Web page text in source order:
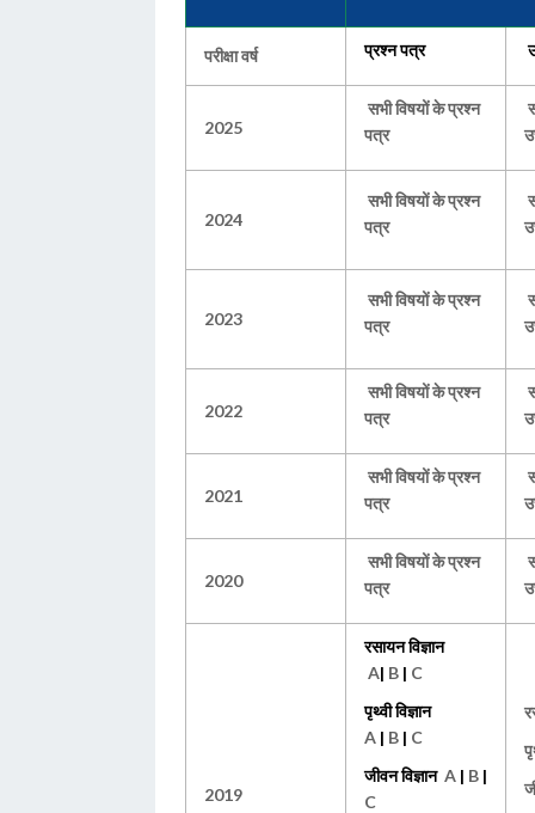
परीक्षा वर्ष प्रश्न पत्र
2025
सभी विषयों के प्रश्न
पत्र
2024
सभी विषयों के प्रश्न
पत्र
2023
सभी विषयों के प्रश्न
पत्र
2022
सभी विषयों के प्रश्न
पत्र
2021
सभी विषयों के प्रश्न
पत्र
2020
सभी विषयों के प्रश्न
पत्र
2019
रसायन विज्ञान
A| B | C
पृथ्वी विज्ञान
A | B | C
जीवन विज्ञान A | B |
C